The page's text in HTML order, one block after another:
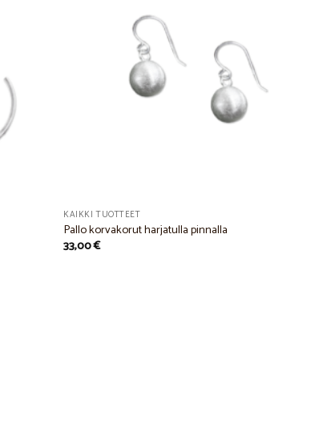
KAIKKI TUOTTEET
Pallo korvakorut harjatulla pinnalla
33,00€